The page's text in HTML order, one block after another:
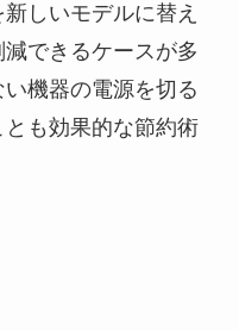
しいモデルに替え
できるケースが多
機器の電源を切る
も効果的な節約術